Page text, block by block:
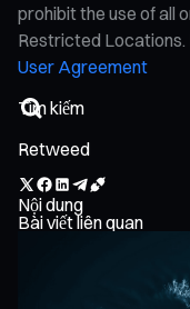
prohibit the use of all
Restricted Locations.
User Agreement
Retweed
Nội dung
Bài viết liên quan